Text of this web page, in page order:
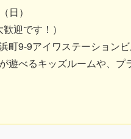
日）
迎です！）
町9-9アイワステーション
遊べるキッズルームや、プ